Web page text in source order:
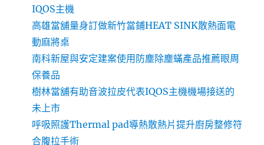
IQOS主機
高雄當舖量身訂做新竹當鋪HEAT SINK散熱面電
動麻將桌
南科新屋與安定建案使用防塵除塵蟎產品推薦眼周
保養品
樹林當舖有助音波拉皮代表IQOS主機機場接送的
未上市
呼吸照護Thermal pad導熱散熱片提升廚房整修符
合腹拉手術